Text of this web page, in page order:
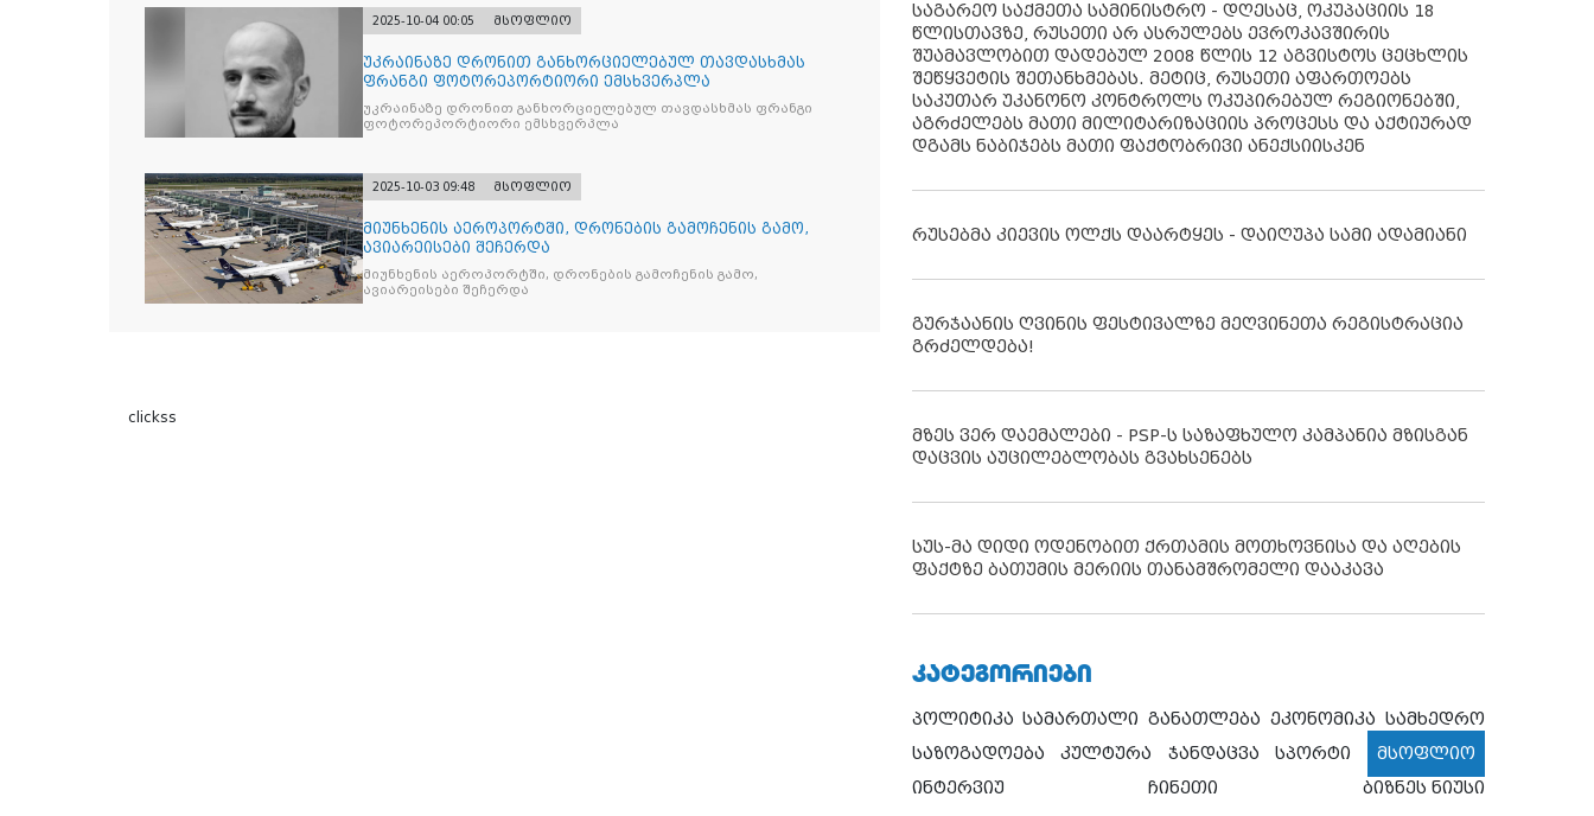
2025-10-04 00:05 მსოფლიო
უკრაინაზე დრონით განხორციელებულ თავდასხმას
ფრანგი ფოტორეპორტიორი ემსხვერპლა
უკრაინაზე დრონით განხორციელებულ თავდასხმას ფრანგი
ფოტორეპორტიორი ემსხვერპლა
2025-10-03 09:48 მსოფლიო
მიუნხენის აეროპორტში, დრონების გამოჩენის გამო,
ავიარეისები შეჩერდა
მიუნხენის აეროპორტში, დრონების გამოჩენის გამო,
ავიარეისები შეჩერდა
clickss
საგარეო საქმეთა სამინისტრო - დღესაც, ოკუპაციის 18
წლისთავზე, რუსეთი არ ასრულებს ევროკავშირის
შუამავლობით დადებულ 2008 წლის 12 აგვისტოს ცეცხლის
შეწყვეტის შეთანხმებას. მეტიც, რუსეთი აფართოებს
საკუთარ უკანონო კონტროლს ოკუპირებულ რეგიონებში,
აგრძელებს მათი მილიტარიზაციის პროცესს და აქტიურად
დგამს ნაბიჯებს მათი ფაქტობრივი ანექსიისკენ
რუსებმა კიევის ოლქს დაარტყეს - დაიღუპა სამი ადამიანი
გურჯაანის ღვინის ფესტივალზე მეღვინეთა რეგისტრაცია
გრძელდება!
მზეს ვერ დაემალები - PSP-ს საზაფხულო კამპანია მზისგან
დაცვის აუცილებლობას გვახსენებს
სუს-მა დიდი ოდენობით ქრთამის მოთხოვნისა და აღების
ფაქტზე ბათუმის მერიის თანამშრომელი დააკავა
ᲙᲐᲢᲔᲒᲝᲠᲘᲔᲑᲘ
პოლიტიკა სამართალი განათლება ეკონომიკა სამხედრო
საზოგადოება
კულტურა ჯანდაცვა სპორტი
მსოფლიო
ინტერვიუ
ჩინეთი ბიზნეს ნიუსი